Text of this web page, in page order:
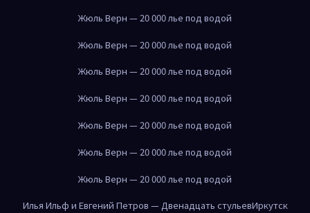
Жюль Верн — 20 000 лье под водой
Жюль Верн — 20 000 лье под водой
Жюль Верн — 20 000 лье под водой
Жюль Верн — 20 000 лье под водой
Жюль Верн — 20 000 лье под водой
Жюль Верн — 20 000 лье под водой
Жюль Верн — 20 000 лье под водой
Илья Ильф и Евгений Петров — Двенадцать стульевИркутск